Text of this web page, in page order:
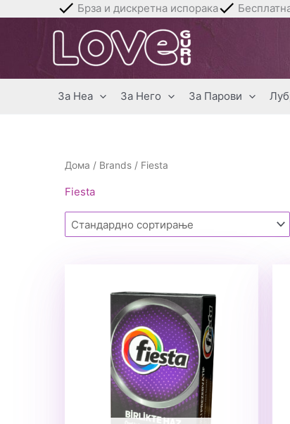
Брза и дискретна испорака
За Неа За Него За Парови
Дома / Brands / Fiesta
Fiesta